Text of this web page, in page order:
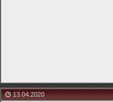
13.04.2020